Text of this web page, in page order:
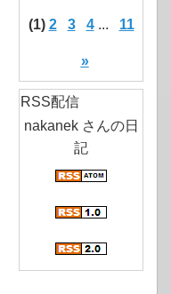
(1) 2 3 4... 11
»
RSS配信
nakanek さんの日
記